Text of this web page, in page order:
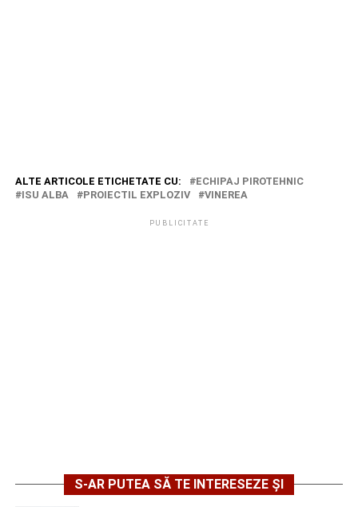
ALTE ARTICOLE ETICHETATE CU:
ECHIPAJ PIROTEHNIC
ISU ALBA
PROIECTIL EXPLOZIV VINEREA
PUBLICITATE
S-AR PUTEA SĂ TE INTERESEZE ȘI